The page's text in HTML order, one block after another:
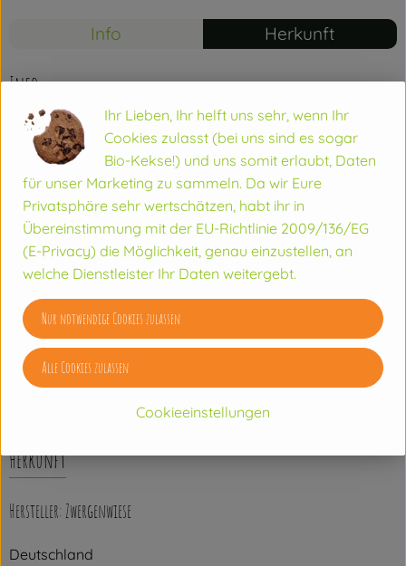
Info Herkunft
Info
Produktinformationen
Zutaten
Nährwert-Info
Produktdatenblatt
Herkunft
Hersteller: Zwergenwiese
Deutschland
Ihr Lieben, Ihr helft uns sehr, wenn Ihr
Cookies zulasst (bei uns sind es sogar
Bio-Kekse!) und uns somit erlaubt, Daten
für unser Marketing zu sammeln. Da wir Eure
Privatsphäre sehr wertschätzen, habt ihr in
Übereinstimmung mit der EU-Richtlinie 2009/136/EG
(E-Privacy) die Möglichkeit, genau einzustellen, an
welche Dienstleister Ihr Daten weitergebt.
Cookieeinstellungen
Nur notwendige Cookies zulassen
Alle Cookies zulassen